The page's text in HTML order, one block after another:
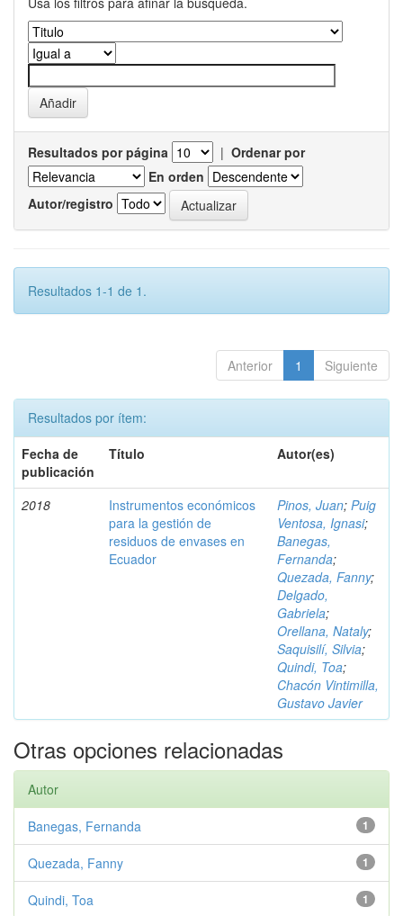
Resultados por página | Ordenar por
En orden
Autor/registro
Resultados 1-1 de 1.
Anterior 1 Siguiente
Resultados por ítem:
Fecha de
publicación
Título Autor(es)
2018
Instrumentos económicos
para la gestión de
residuos de envases en
Ecuador
Pinos, Juan; Puig
Ventosa, Ignasi;
Banegas,
Fernanda;
Quezada, Fanny;
Delgado,
Gabriela;
Orellana, Nataly;
Saquisilí, Silvia;
Quindi, Toa;
Chacón Vintimilla,
Gustavo Javier
Otras opciones relacionadas
Autor
1
Banegas, Fernanda
1
Quezada, Fanny
1
Quindi, Toa